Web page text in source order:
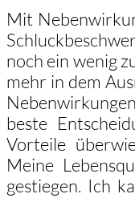
Mit
noch ein wenig
mehr in dem
beste
Vorteile
Meine
gestiegen. Ich